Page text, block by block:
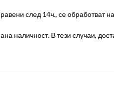
след 14ч., се обработват
наличност. В тези случаи,